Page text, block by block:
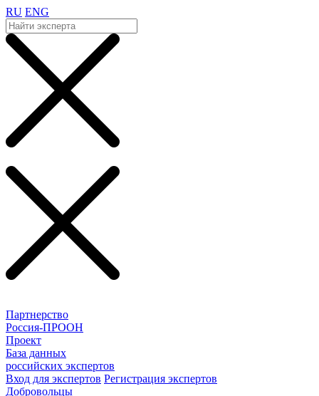
RU ENG
Партнерство
Россия-ПРООН
Проект
База данных
российских экспертов
Вход для экспертов Регистрация экспертов
Добровольцы